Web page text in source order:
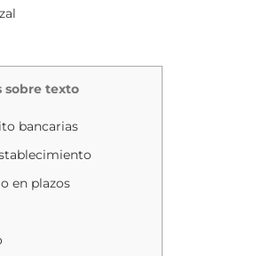
sobre texto
bancarias
en plazos